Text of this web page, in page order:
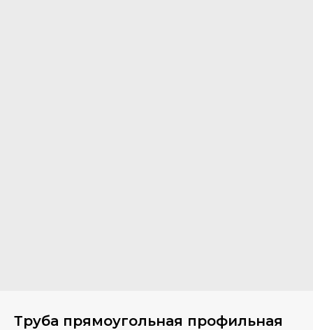
Труба прямоугольная профильная